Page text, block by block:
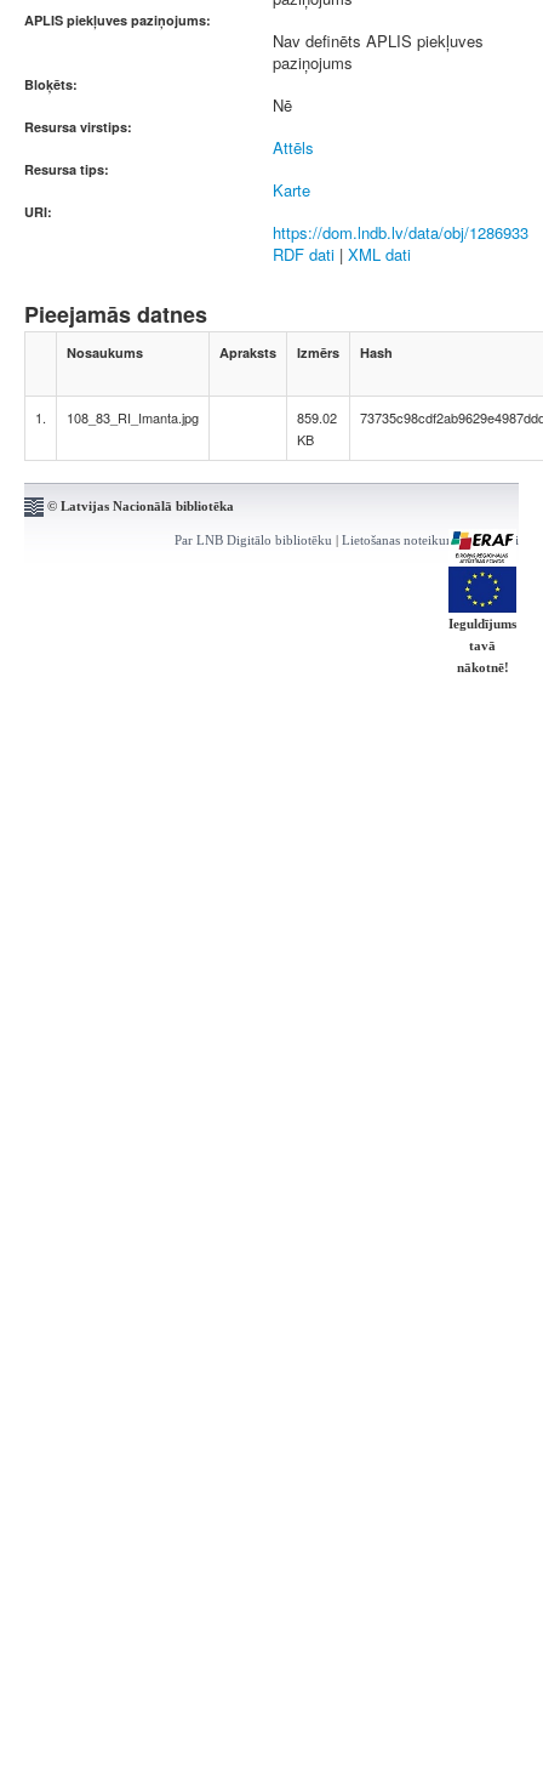
APLIS piekļuves paziņojums:
Nav definēts APLIS piekļuves
paziņojums
Bloķēts:
Nē
Resursa virstips:
Attēls
Resursa tips:
Karte
URI:
https://dom.lndb.lv/data/obj/1286933
RDF dati | XML dati
Pieejamās datnes
Nosaukums Apraksts Izmērs Hash
1. 108_83_RI_Imanta.jpg
859.02
KB
© Latvijas Nacionālā bibliotēka
Par LNB Digitālo bibliotēku | Lietošanas noteikumi | Kontakti
Ieguldījums
tavā
nākotnē!